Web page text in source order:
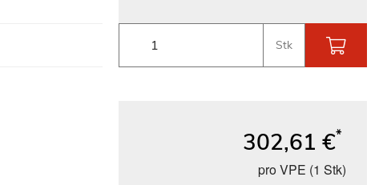
Stk
302,61 €*
pro VPE (1 Stk)